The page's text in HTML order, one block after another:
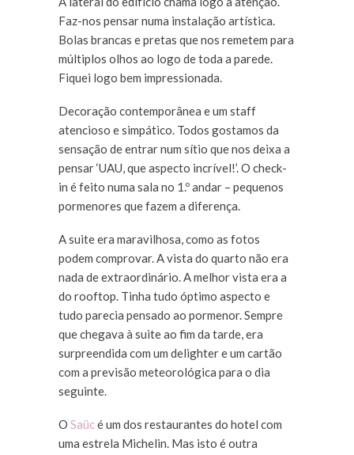
Faz-nos pensar numa instalação artística.
Bolas brancas e pretas que nos remetem para
múltiplos olhos ao logo de toda a parede.
Fiquei logo bem impressionada.
Decoração contemporânea e um staff
atencioso e simpático. Todos gostamos da
sensação de entrar num sítio que nos deixa a
pensar ‘UAU, que aspecto incrível!’. O check-
in é feito numa sala no 1.º andar – pequenos
pormenores que fazem a diferença.
A suite era maravilhosa, como as fotos
podem comprovar. A vista do quarto não era
nada de extraordinário. A melhor vista era a
do rooftop. Tinha tudo óptimo aspecto e
tudo parecia pensado ao pormenor. Sempre
que chegava à suite ao fim da tarde, era
surpreendida com um delighter e um cartão
com a previsão meteorológica para o dia
seguinte.
O Saücé um dos restaurantes do hotel com
uma estrela Michelin. Mas isto é outra